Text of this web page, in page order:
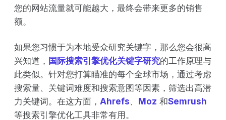
您的网站流量就可能越大，最终会带来更多的销售
额。
如果您习惯于为本地受众研究关键字，那么您会很高
兴知道， 国际搜索引擎优化关键字研究的工作原理与
此类似。针对您打算瞄准的每个全球市场，通过考虑
搜索量、关键词难度和搜索意图等因素，筛选出高潜
力关键词。在这方面， Ahrefs、 Moz 和Semrush
等搜索引擎优化工具非常有用。